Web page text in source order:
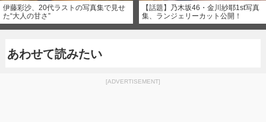
伊藤彩沙、20代ラストの写真集で見せ
た“大人の甘さ”
【話題】乃木坂46・金川紗耶1st写真
集、ランジェリーカット公開！
あわせて読みたい
[ADVERTISEMENT]